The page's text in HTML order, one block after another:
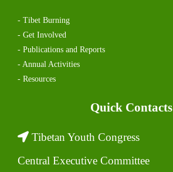
- Tibet Burning
- Get Involved
- Publications and Reports
- Annual Activities
- Resources
Quick Contacts
Tibetan Youth Congress
Central Executive Committee